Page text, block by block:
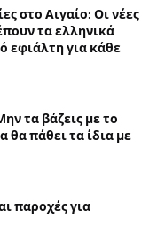
στο Αιγαίο: Οι νέες
τα ελληνικά
εφιάλτη για κάθε
τα βάζεις με το
θα πάθει τα ίδια με
παροχές για